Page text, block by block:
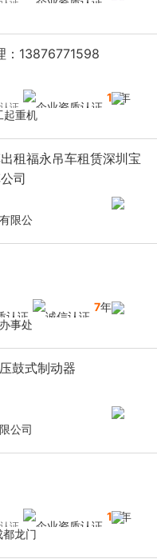
：13876771598
14年
起重机
租福永吊车租赁深圳宝
司
限公
7年
事处
鼓式制动器
公司
10年
龙门